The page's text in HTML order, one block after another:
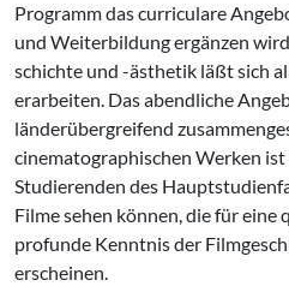
Pro­gramm das curriculare
und Weiterbildung er­gänzen
schichte und -ästhetik läßt sich
erarbeiten. Das abendli­che
länderübergreifend
cinematographischen Werken
Studierenden des
Filme sehen können, die für
profunde Kenntnis der
erscheinen.